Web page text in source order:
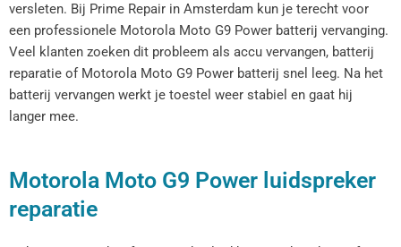
versleten. Bij Prime Repair in Amsterdam kun je terecht voor
een professionele Motorola Moto G9 Power batterij vervanging.
Veel klanten zoeken dit probleem als accu vervangen, batterij
reparatie of Motorola Moto G9 Power batterij snel leeg. Na het
batterij vervangen werkt je toestel weer stabiel en gaat hij
langer mee.
Motorola Moto G9 Power luidspreker
reparatie